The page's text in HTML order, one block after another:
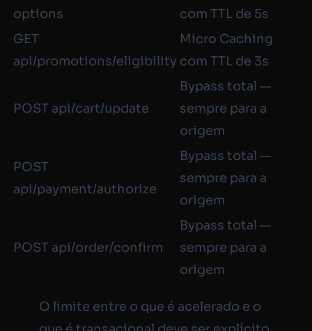
options
com TTL de 5s
GET
api/promotions/eligibility
Micro Caching
com TTL de 3s
POST api/cart/update
Bypass total —
sempre para a
origem
POST
api/payment/authorize
Bypass total —
sempre para a
origem
POST api/order/confirm
Bypass total —
sempre para a
origem
O limite entre o que é acelerado e o